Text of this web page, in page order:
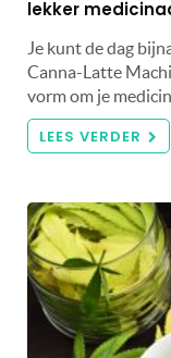
lekker
Je kunt de dag
Canna-Latte
vorm om je
LEES VERDER